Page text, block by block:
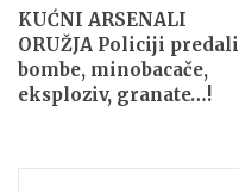
KUĆNI ARSENALI
ORUŽJA Policiji predali
bombe, minobacače,
eksploziv, granate…!